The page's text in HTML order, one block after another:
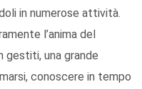
in numerose attività.
l’anima del
gestiti, una grande
conoscere in tempo